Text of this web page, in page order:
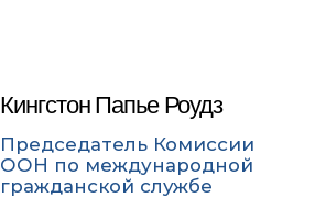
Кингстон Папье Роудз
Председатель Комиссии
ООН по международной
гражданской службе